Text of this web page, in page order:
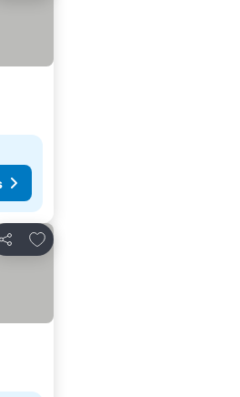
Partilhar
Adicionar aos favoritos